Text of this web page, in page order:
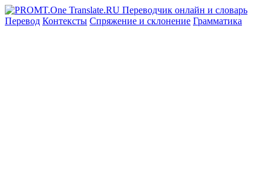
Перевод Контексты Спряжение и склонение Грамматика